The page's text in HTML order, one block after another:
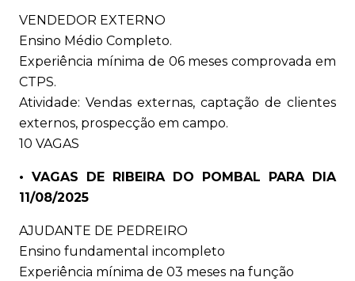
VENDEDOR EXTERNO
Ensino Médio Completo.
Experiência mínima de 06 meses comprovada em
CTPS.
Atividade: Vendas externas, captação de clientes
externos, prospecção em campo.
10 VAGAS
• VAGAS DE RIBEIRA DO POMBAL PARA DIA
11/08/2025
AJUDANTE DE PEDREIRO
Ensino fundamental incompleto
Experiência mínima de 03 meses na função